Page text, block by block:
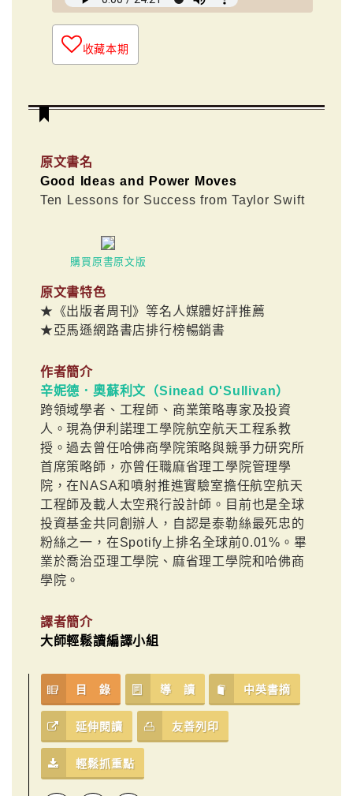
收藏本期
原文書名
Good Ideas and Power Moves
Ten Lessons for Success from Taylor Swift
購買原書原文版
原文書特色
★《出版者周刊》等名人媒體好評推薦
★亞馬遜網路書店排行榜暢銷書
作者簡介
辛妮德．奧蘇利文（Sinead O'Sullivan）
跨領域學者、工程師、商業策略專家及投資
人。現為伊利諾理工學院航空航天工程系教
授。過去曾任哈佛商學院策略與競爭力研究所
首席策略師，亦曾任職麻省理工學院管理學
院，在NASA和噴射推進實驗室擔任航空航天
工程師及載人太空飛行設計師。目前也是全球
投資基金共同創辦人，自認是泰勒絲最死忠的
粉絲之一，在Spotify上排名全球前0.01%。畢
業於喬治亞理工學院、麻省理工學院和哈佛商
學院。
譯者簡介
大師輕鬆讀編譯小組
目 錄 導 讀 中英書摘
延伸閱讀 友善列印
輕鬆抓重點